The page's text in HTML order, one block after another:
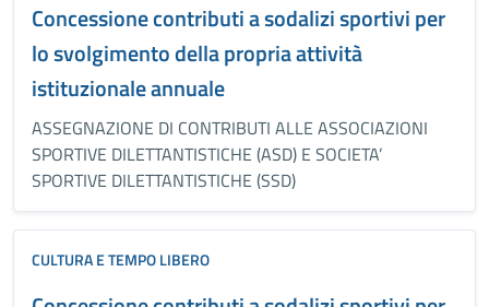
Concessione contributi a sodalizi sportivi per
lo svolgimento della propria attività
istituzionale annuale
ASSEGNAZIONE DI CONTRIBUTI ALLE ASSOCIAZIONI
SPORTIVE DILETTANTISTICHE (ASD) E SOCIETA’
SPORTIVE DILETTANTISTICHE (SSD)
CULTURA E TEMPO LIBERO